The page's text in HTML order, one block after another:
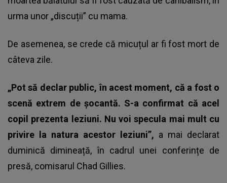
urma unor „discuții” cu mama.
De asemenea, se crede că micuțul ar fi fost mort de
câteva zile.
„Pot să declar public, în acest moment, că a fost o
scenă extrem de șocantă. S-a confirmat că acel
copil prezenta leziuni. Nu voi specula mai mult cu
privire la natura acestor leziuni”, a mai declarat
duminică dimineață, în cadrul unei conferințe de
presă, comisarul Chad Gillies.